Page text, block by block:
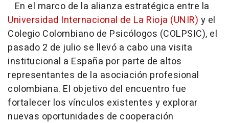
En el marco de la alianza estratégica entre la
Universidad Internacional de La Rioja (UNIR) y el
Colegio Colombiano de Psicólogos (COLPSIC), el
pasado 2 de julio se llevó a cabo una visita
institucional a España por parte de altos
representantes de la asociación profesional
colombiana. El objetivo del encuentro fue
fortalecer los vínculos existentes y explorar
nuevas oportunidades de cooperación